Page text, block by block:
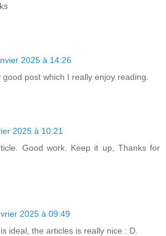
2025 à 14:26
post which I really enjoy reading.
2025 à 10:21
Good work. Keep it up, Thanks for
2025 à 09:49
ideal, the articles is really nice : D.